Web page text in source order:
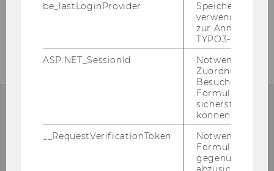
CONTACT
be_lastLoginProvider
Speichert die
verwendete
zur Anmeldung
TYPO3-Backend.
ASP.NET_SessionId
Notwendig, um
Zuordnung von
Besucher zu
sicherstellen zu
können.
__RequestVerificationToken
Notwendig, um
gegenüber